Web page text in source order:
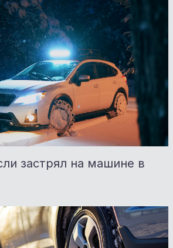
застрял на машине в